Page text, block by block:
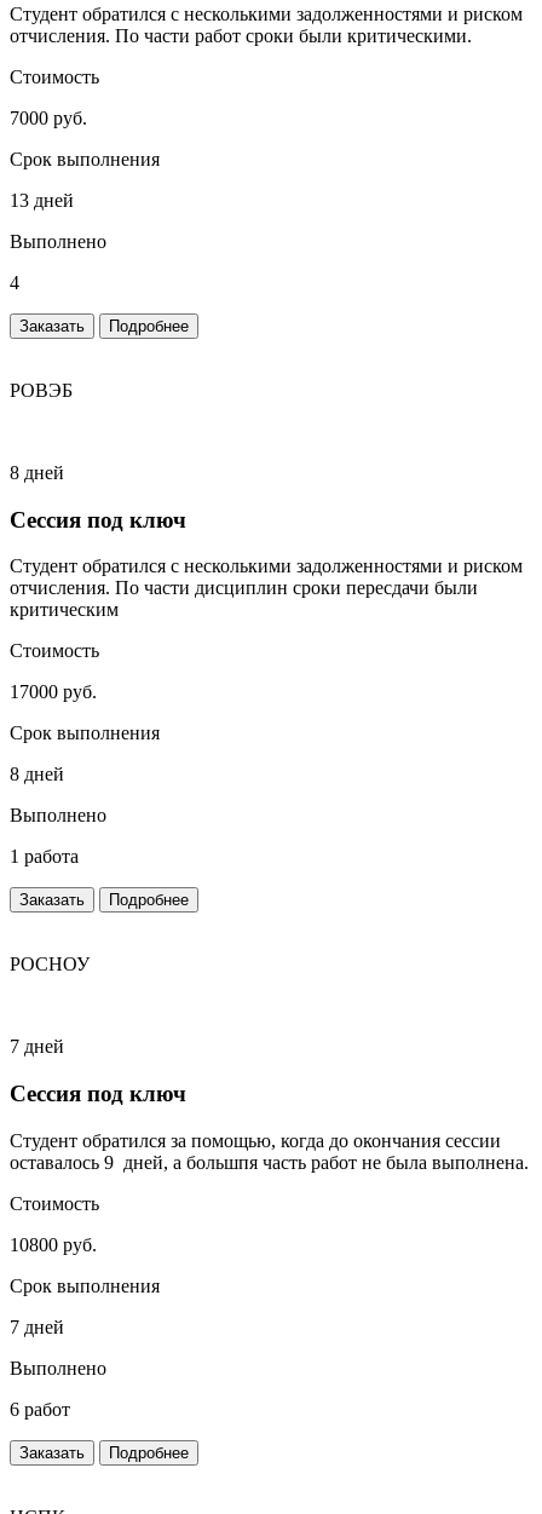
Студент обратился с несколькими задолженностями и риском
отчисления. По части работ сроки были критическими.
Стоимость
7000 руб.
Срок выполнения
13 дней
Выполнено
4
Заказать Подробнее
РОВЭБ
8 дней
Сессия под ключ
Студент обратился с несколькими задолженностями и риском
отчисления. По части дисциплин сроки пересдачи были
критическим
Стоимость
17000 руб.
Срок выполнения
8 дней
Выполнено
1 работа
Заказать Подробнее
РОСНОУ
7 дней
Сессия под ключ
Студент обратился за помощью, когда до окончания сессии
оставалось 9 дней, а большпя часть работ не была выполнена.
Стоимость
10800 руб.
Срок выполнения
7 дней
Выполнено
6 работ
Заказать Подробнее